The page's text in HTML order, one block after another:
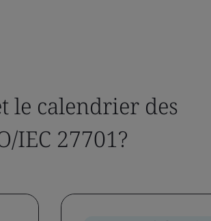
le calendrier des
IEC 27701?